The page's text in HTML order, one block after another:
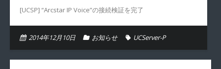
[UCSP] “Arcstar IP Voice”の接続検証を完了
2014年12月10日 お知らせ UCServer-P